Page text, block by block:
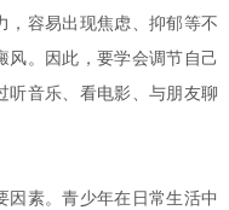
容易出现焦虑、抑郁等不
风。因此，要学会调节自己
听音乐、看电影、与朋友聊
素。青少年在日常生活中